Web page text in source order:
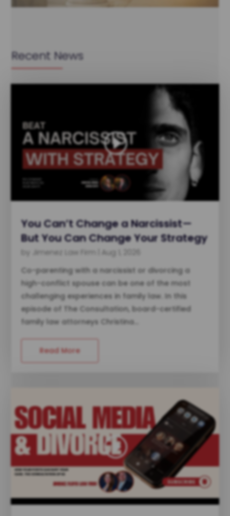
Recent News
You Can’t Change a Narcissist—
But You Can Change Your Strategy
by Jimenez Law Firm
Aug 1, 2026
Co-parenting with a narcissist or divorcing a
high-conflict spouse can be one of the most
challenging experiences in family law. In this
episode of The Consultation, board-certified
family law attorneys Christina...
Read More